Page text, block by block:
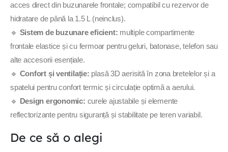
acces direct din buzunarele frontale; compatibil cu rezervor de
hidratare de până la 1.5 L (neinclus).
🔹 Sistem de buzunare eficient: multiple compartimente
frontale elastice și cu fermoar pentru geluri, batonase, telefon sau
alte accesorii esențiale.
🔹 Confort și ventilație: plasă 3D aerisită în zona bretelelor și a
spatelui pentru confort termic și circulație optimă a aerului.
🔹 Design ergonomic: curele ajustabile și elemente
reflectorizante pentru siguranță și stabilitate pe teren variabil.
De ce să o alegi